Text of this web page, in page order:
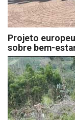
Projeto
sobre bem-